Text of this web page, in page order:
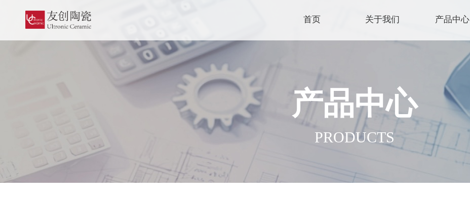
首页 关于我们 产品中心
产品中心
PRODUCTS